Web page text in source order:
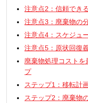
注意点2：信頼でき
注意点3：廃棄物の
注意点4：スケジュ
注意点5：原状回復
廃棄物処理コスト
プ
ステップ1：移転計
ステップ2：廃棄物